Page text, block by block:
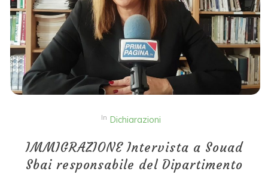
In Dichiarazioni
IMMIGRAZIONE Intervista a Souad
Sbai responsabile del Dipartimento